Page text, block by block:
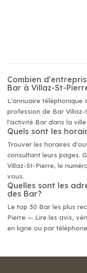
Combien
Bar à Villaz-St-
L'annuaire téléphonique
profession de Bar Villaz-
l'activité Bar dans la
Quels sont les
Trouver les horaires
consultant leurs pages.
Villaz-St-Pierre, le
vous.
Quelles sont les
des Bar?
Le top 30 Bar les plus
Pierre — Lire les avis,
en ligne ou par